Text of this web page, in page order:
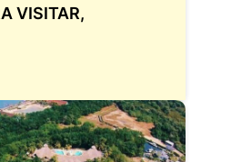
VISITAR,